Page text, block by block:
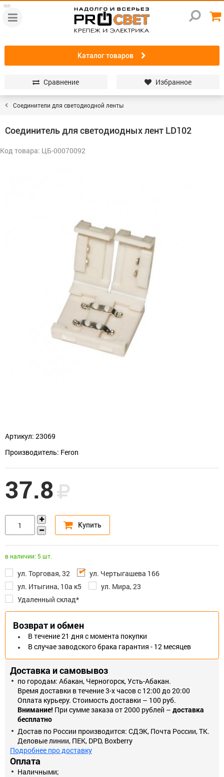
Каталог товаров
Сравнение Избранное
Соединители для светодиодной ленты
Соединитель для светодиодных лент LD102
Код товара: ЦБ-00070092
Артикул: 23069
Производитель: Feron
37.8
в наличии: 5 шт.
ул. Торговая, 32
ул. Чертыгашева 166
ул. Итыгина, 10а к5
ул. Мира, 23
Удаленный склад*
Возврат и обмен
В течение 21 дня с момента покупки
В случае заводского брака гарантия - 12 месяцев
Доставка и самовывоз
по городам: Абакан, Черногорск, Усть-Абакан.
Время доставки в течение 3-х часов с 12:00 до 20:00
Оплата курьеру. Стоимость доставки – 100 руб.
Внимание! При сумме заказа от 2000 рублей – доставка
бесплатно
Достав по России производится: СДЭК, Почта России, ТК.
Деловые линии, ПЕК, DPD, Boxberry
Подробнее про доставку
Оплата
Наличными;